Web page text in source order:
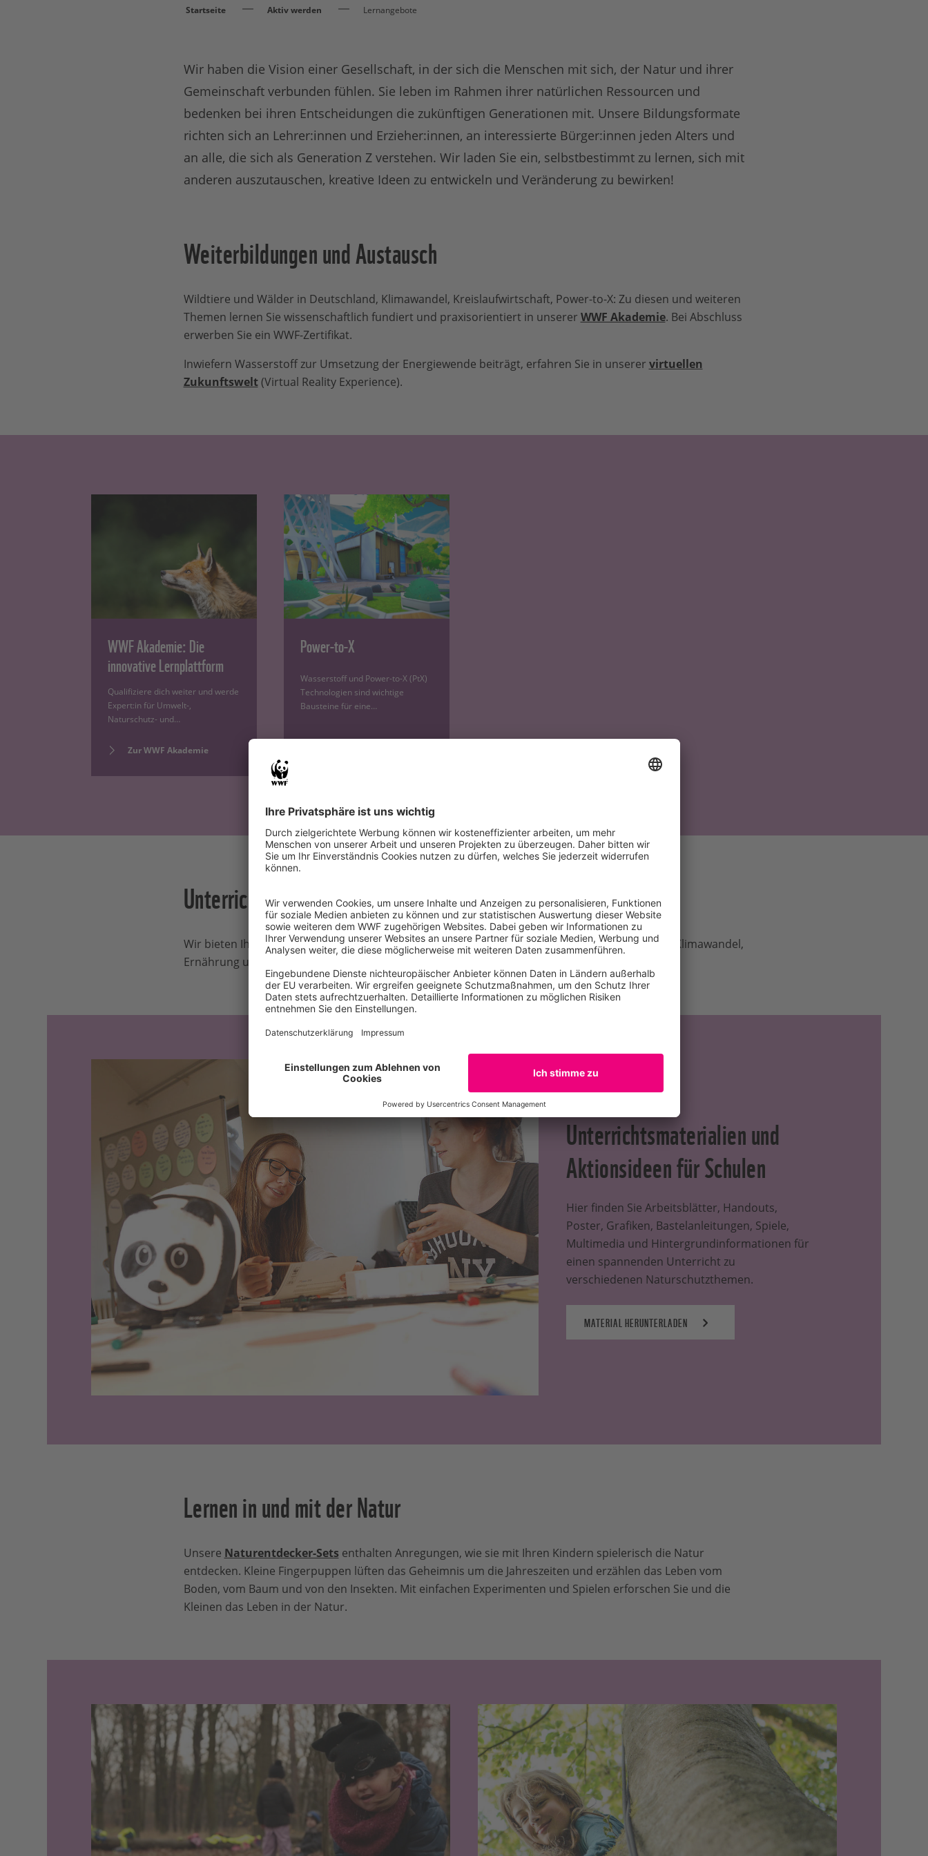
Startseite Aktiv werden Lernangebote
Wir haben die Vision einer Gesellschaft, in der sich die Menschen mit sich, der Natur und ihrer
Gemeinschaft verbunden fühlen. Sie leben im Rahmen ihrer natürlichen Ressourcen und
bedenken bei ihren Entscheidungen die zukünftigen Generationen mit. Unsere Bildungsformate
richten sich an Lehrer:innen und Erzieher:innen, an interessierte Bürger:innen jeden Alters und
an alle, die sich als Generation Z verstehen. Wir laden Sie ein, selbstbestimmt zu lernen, sich mit
anderen auszutauschen, kreative Ideen zu entwickeln und Veränderung zu bewirken!
Weiterbildungen und Austausch
Wildtiere und Wälder in Deutschland, Klimawandel, Kreislaufwirtschaft, Power-to-X: Zu diesen und weiteren
Themen lernen Sie wissenschaftlich fundiert und praxisorientiert in unserer WWF Akademie. Bei Abschluss
erwerben Sie ein WWF-Zertifikat.
Inwiefern Wasserstoff zur Umsetzung der Energiewende beiträgt, erfahren Sie in unserer virtuellen
Zukunftswelt(Virtual Reality Experience).
WWF Akademie: Die
innovative Lernplattform
Qualifiziere dich weiter und werde
Expert:in für Umwelt-,
Naturschutz- und…
Zur WWF Akademie
Power-to-X
Wasserstoff und Power-to-X (PtX)
Technologien sind wichtige
Bausteine für eine…
Unterrichtsmaterialien und Aktionsideen für Schulen
Wir bieten IhnenUnterrichtsmaterialienzu den Themen Meere, Flüsse, Wälder, Artenschutz, Klimawandel,
Ernährung und ökologischer Fußabdruck.
Unterrichtsmaterialien und
Aktionsideen für Schulen
Hier finden Sie Arbeitsblätter, Handouts,
Poster, Grafiken, Bastelanleitungen, Spiele,
Multimedia und Hintergrundinformationen für
einen spannenden Unterricht zu
verschiedenen Naturschutzthemen.
MATERIAL HERUNTERLADEN
Lernen in und mit der Natur
Unsere Naturentdecker-Sets enthalten Anregungen, wie sie mit Ihren Kindern spielerisch die Natur
entdecken. Kleine Fingerpuppen lüften das Geheimnis um die Jahreszeiten und erzählen das Leben vom
Boden, vom Baum und von den Insekten. Mit einfachen Experimenten und Spielen erforschen Sie und die
Kleinen das Leben in der Natur.